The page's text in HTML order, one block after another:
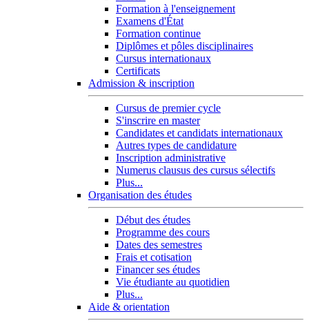
Formation à l'enseignement
Examens d'État
Formation continue
Diplômes et pôles disciplinaires
Cursus internationaux
Certificats
Admission & inscription
Cursus de premier cycle
S'inscrire en master
Candidates et candidats internationaux
Autres types de candidature
Inscription administrative
Numerus clausus des cursus sélectifs
Plus...
Organisation des études
Début des études
Programme des cours
Dates des semestres
Frais et cotisation
Financer ses études
Vie étudiante au quotidien
Plus...
Aide & orientation